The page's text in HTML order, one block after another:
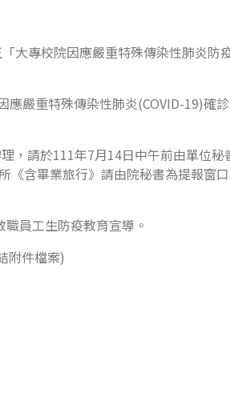
大專校院因應嚴重特殊傳染性肺炎防
嚴重特殊傳染性肺炎(COVID-19)確
，請於111年7月14日中午前由單位
含畢業旅行》請由院秘書為提報窗
員工生防疫教育宣導。
附件檔案)